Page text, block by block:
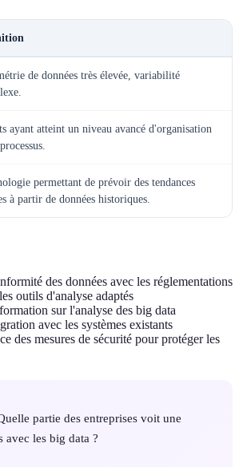
de données très élevée, variabilité
ayant atteint un niveau avancé d'organisation
permettant de prévoir des tendances
à partir de données historiques.
des données avec les réglementations
outils d'analyse adaptés
sur l'analyse des big data
avec les systèmes existants
des mesures de sécurité pour protéger les
partie des entreprises voit une
avec les big data ?